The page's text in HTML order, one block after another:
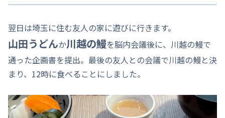
翌日は埼玉に住む友人の家に遊びに行きます。
山田うどんか川越の鰻を脳内会議後に、川越の鰻で
通った企画書を提出。最後の友人との会議で川越の鰻と決
まり、12時に食べることにしました。